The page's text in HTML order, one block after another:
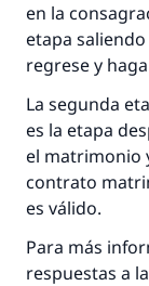
en la
etapa
regrese y
La segunda
es la etapa
el matrimonio
contrato
es válido.
Para más
respuestas a